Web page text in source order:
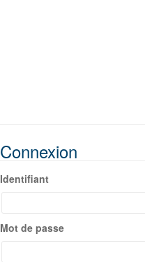
Connexion
Identifiant
Mot de passe